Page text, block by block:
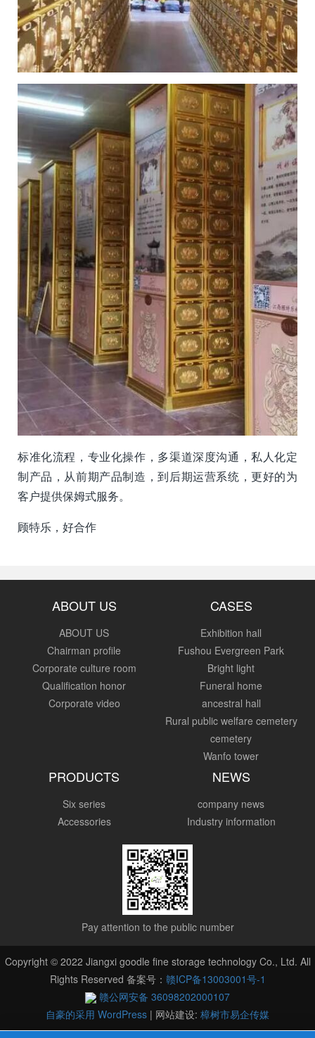
标准化流程，专业化操作，多渠道深度沟通，私人化定
制产品，从前期产品制造，到后期运营系统，更好的为
客户提供保姆式服务。
顾特乐，好合作
ABOUT US
ABOUT US
Chairman profile
Corporate culture room
Qualification honor
Corporate video
CASES
Exhibition hall
Fushou Evergreen Park
Bright light
Funeral home
ancestral hall
Rural public welfare cemetery
cemetery
Wanfo tower
PRODUCTS
Six series
Accessories
NEWS
company news
Industry information
Pay attention to the public number
Copyright © 2022 Jiangxi goodle fine storage technology Co., Ltd. All
Rights Reserved 备案号： 赣ICP备13003001号-1
赣公网安备 36098202000107
自豪的采用 WordPress | 网站建设: 樟树市易企传媒